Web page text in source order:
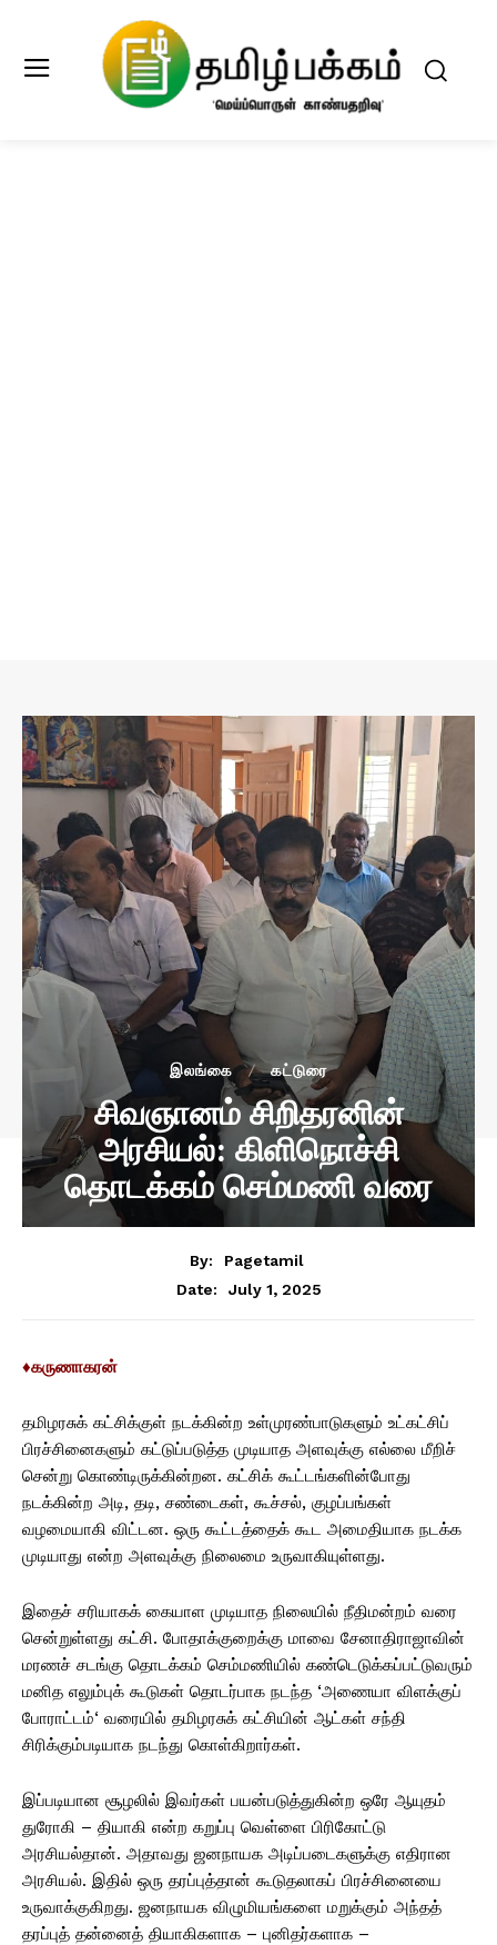
இலங்கை கட்டுரை
சிவஞானம் சிறிதரனின்
அரசியல்: கிளிநொச்சி
தொடக்கம் செம்மணி வரை
By:
Pagetamil
Date:
July 1, 2025
♦கருணாகரன்
தமிழரசுக் கட்சிக்குள் நடக்கின்ற உள்முரண்பாடுகளும் உட்கட்சிப்
பிரச்சினைகளும் கட்டுப்படுத்த முடியாத அளவுக்கு எல்லை மீறிச்
சென்று கொண்டிருக்கின்றன. கட்சிக் கூட்டங்களின்போது
நடக்கின்ற அடி, தடி, சண்டைகள், கூச்சல், குழப்பங்கள்
வழமையாகி விட்டன. ஒரு கூட்டத்தைக் கூட அமைதியாக நடக்க
முடியாது என்ற அளவுக்கு நிலைமை உருவாகியுள்ளது.
இதைச் சரியாகக் கையாள முடியாத நிலையில் நீதிமன்றம் வரை
சென்றுள்ளது கட்சி. போதாக்குறைக்கு மாவை சேனாதிராஜாவின்
மரணச் சடங்கு தொடக்கம் செம்மணியில் கண்டெடுக்கப்பட்டுவரும்
மனித எலும்புக் கூடுகள் தொடர்பாக நடந்த ‘அணையா விளக்குப்
போராட்டம்‘ வரையில் தமிழரசுக் கட்சியின் ஆட்கள் சந்தி
சிரிக்கும்படியாக நடந்து கொள்கிறார்கள்.
இப்படியான சூழலில் இவர்கள் பயன்படுத்துகின்ற ஒரே ஆயுதம்
துரோகி – தியாகி என்ற கறுப்பு வெள்ளை பிரிகோட்டு
அரசியல்தான். அதாவது ஜனநாயக அடிப்படைகளுக்கு எதிரான
அரசியல். இதில் ஒரு தரப்புத்தான் கூடுதலாகப் பிரச்சினையை
உருவாக்குகிறது. ஜனநாயக விழுமியங்களை மறுக்கும் அந்தத்
தரப்புத் தன்னைத் தியாகிகளாக – புனிதர்களாக –